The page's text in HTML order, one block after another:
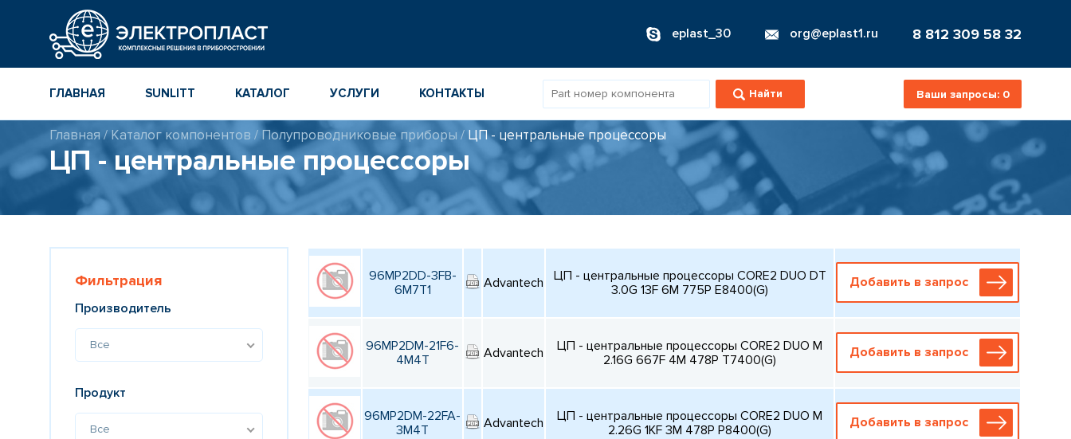
eplast_30 org@eplast1.ru 8 812 309 58 32
ГЛАВНАЯ SUNLITT
МНОГОСЛОЙНЫЕ
КЕРАМИЧЕСКИЕ ЧИП-
КОНДЕНСАТОРЫ
ПОВЕРХНОСТНОГО
И ТОНКОПЛЕНОЧНЫЕ
КАТАЛОГ
КАТАЛОГ
КОМПОНЕНТОВ
КАТАЛОГ ПРИБОРОВ
ИНСТРУМЕНТОВ
КАТАЛОГ
ПРОИЗВОДИТЕЛЕЙ
УСЛУГИ КОНТАКТЫ Ваши запросы: 0
Главная/Каталог компонентов / Полупроводниковые приборы / ЦП - центральные процессоры
ЦП - центральные процессоры
Фильтрация
Производитель
Все
Продукт
Все
96MP2DD-3FB-
6M7T1
Advantech
ЦП - центральные процессоры CORE2 DUO DT
3.0G 13F 6M 775P E8400(G)
Добавить в запрос
96MP2DM-21F6-
4M4T
Advantech
ЦП - центральные процессоры CORE2 DUO M
2.16G 667F 4M 478P T7400(G)
Добавить в запрос
96MP2DM-22FA-
3M4T
Advantech
ЦП - центральные процессоры CORE2 DUO M
2.26G 1KF 3M 478P P8400(G)
Добавить в запрос